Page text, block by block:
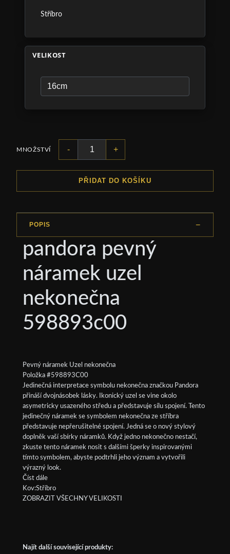
Stříbro
VELIKOST
MNOŽSTVÍ - +
PŘIDAT DO KOŠÍKU
POPIS
pandora pevný
náramek uzel
nekonečna
598893c00
Pevný náramek Uzel nekonečna
Položka #598893C00
Jedinečná interpretace symbolu nekonečna značkou Pandora
přináší dvojnásobek lásky. Ikonický uzel se vine okolo
asymetricky usazeného středu a představuje sílu spojení. Tento
jedinečný náramek se symbolem nekonečna ze stříbra
představuje nepřerušitelné spojení. Jedná se o nový stylový
doplněk vaší sbírky náramků. Když jedno nekonečno nestačí,
zkuste tento náramek nosit s dalšími šperky inspirovanými
tímto symbolem, abyste podtrhli jeho význam a vytvořili
výrazný look.
Číst dále
Kov:Stříbro
ZOBRAZIT VŠECHNY VELIKOSTI
Najít další související produkty: